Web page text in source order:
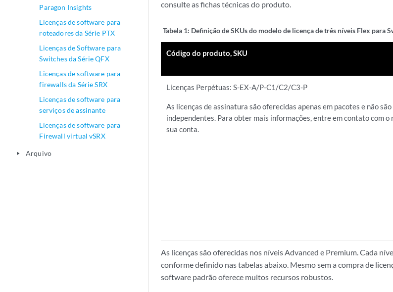
Paragon Insights
Licenças de software para
roteadores da Série PTX
Licenças de Software para
Switches da Série QFX
Licenças de software para
firewalls da Série SRX
Licenças de software para
serviços de assinante
Licenças de software para
Firewall virtual vSRX
play_arrow Arquivo
consulte as fichas técnicas do produto.
Tabela 1: Definição de SKUs do modelo de licença de três níveis Flex para
Código do produto, SKU
Licenças Perpétuas: S-EX-A/P-C1/C2/C3-P
As licenças de assinatura são oferecidas apenas em pacotes e não
independentes. Para obter mais informações, entre em contato com
sua conta.
As licenças são oferecidas nos níveis Advanced e Premium. Cada
conforme definido nas tabelas abaixo. Mesmo sem a compra de
software padrão oferece muitos recursos robustos.